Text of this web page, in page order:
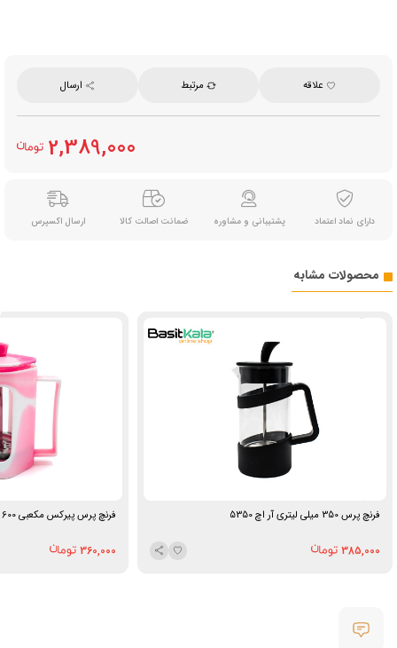
علاقه مرتبط ارسال
2,389,000
دارای نماد اعتماد پشتیبانی و مشاوره ضمانت اصالت کالا ارسال اکسپرس
محصولات مشابه
فرنچ پرس 350 میلی لیتری آر اچ 5350
385,000
فرنچ پرس پیرکس مکعبی 600 میلی‌لیتر یی‌تیان
360,000